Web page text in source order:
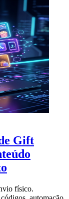
Gift
físico.